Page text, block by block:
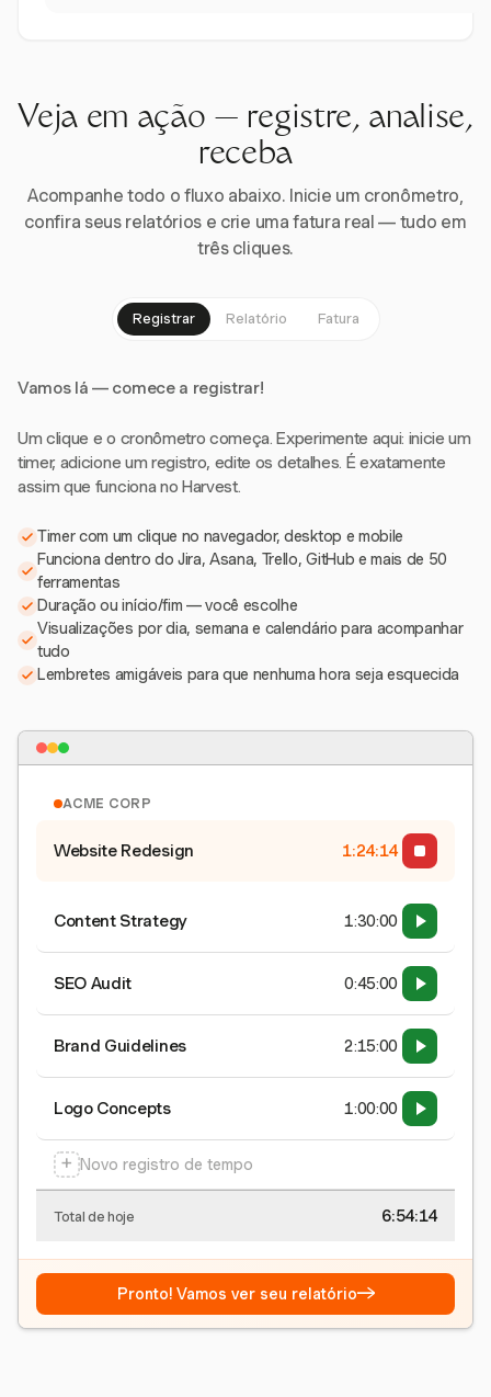
Veja em ação — registre, analise,
receba
Acompanhe todo o fluxo abaixo. Inicie um cronômetro,
confira seus relatórios e crie uma fatura real — tudo em
três cliques.
Registrar Relatório Fatura
Vamos lá — comece a registrar!
Um clique e o cronômetro começa. Experimente aqui: inicie um
timer, adicione um registro, edite os detalhes. É exatamente
assim que funciona no Harvest.
Timer com um clique no navegador, desktop e mobile
Funciona dentro do Jira, Asana, Trello, GitHub e mais de 50
ferramentas
Duração ou início/fim — você escolhe
Visualizações por dia, semana e calendário para acompanhar
tudo
Lembretes amigáveis para que nenhuma hora seja esquecida
ACME CORP
Website Redesign 1:24:15
Content Strategy 1:30:00
SEO Audit 0:45:00
Brand Guidelines 2:15:00
Logo Concepts 1:00:00
+ Novo registro de tempo
Total de hoje 6:54:15
Pronto! Vamos ver seu relatório→